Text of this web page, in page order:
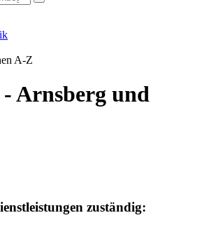
A-Z
Arnsberg und
zuständig: